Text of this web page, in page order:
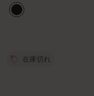
在庫切れ